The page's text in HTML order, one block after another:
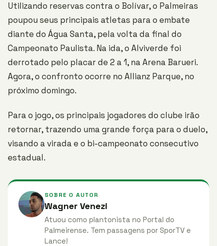
Utilizando reservas contra o Bolívar, o Palmeiras
poupou seus principais atletas para o embate
diante do Água Santa, pela volta da final do
Campeonato Paulista. Na ida, o Alviverde foi
derrotado pelo placar de 2 a 1, na Arena Barueri.
Agora, o confronto ocorre no Allianz Parque, no
próximo domingo.
Para o jogo, os principais jogadores do clube irão
retornar, trazendo uma grande força para o duelo,
visando a virada e o bi-campeonato consecutivo
estadual.
SOBRE O AUTOR
Wagner Venezi
Atuou como plantonista no Portal do
Palmeirense. Tem passagens por SporTV e
Lance!